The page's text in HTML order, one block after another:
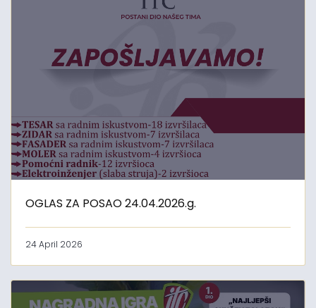
OGLAS ZA POSAO 24.04.2026.g.
24 April 2026